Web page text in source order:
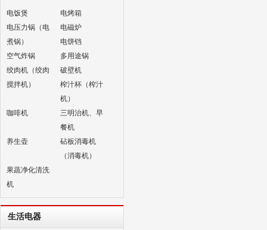
电饭煲
电烤箱
电压力锅（电
煮锅）
电磁炉
电饼铛
空气炸锅
多用途锅
绞肉机（绞肉
搅拌机）
破壁机
榨汁杯（榨汁
机）
咖啡机
三明治机、早
餐机
养生壶
砧板消毒机
（消毒机）
果蔬净化清洗
机
生活电器